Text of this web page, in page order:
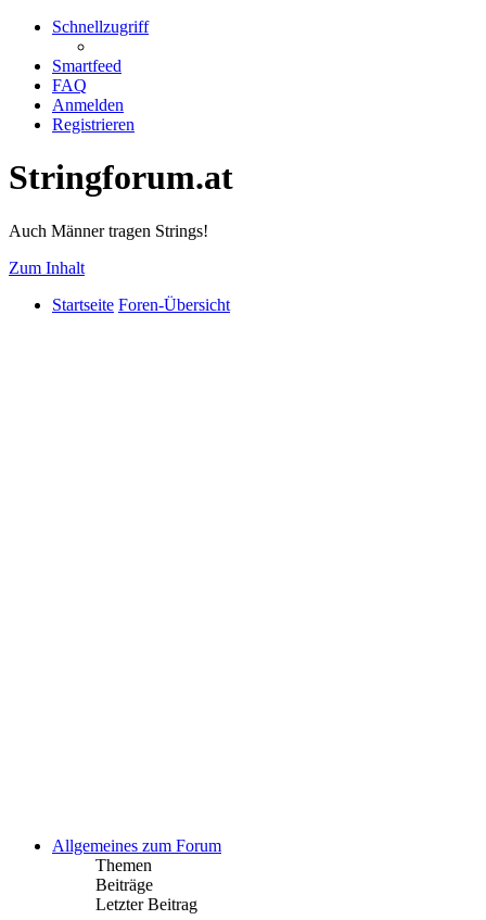
Schnellzugriff
Smartfeed
FAQ
Anmelden
Registrieren
Stringforum.at
Auch Männer tragen Strings!
Zum Inhalt
Startseite Foren-Übersicht
Allgemeines zum Forum
Themen
Beiträge
Letzter Beitrag